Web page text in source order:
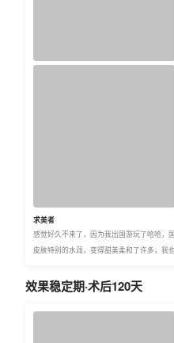
求美者
感觉好久不来了，因为我出国游玩了哈哈，
皮肤特别的水润，变得甜美柔和了许多，我
效果稳定期·术后120天